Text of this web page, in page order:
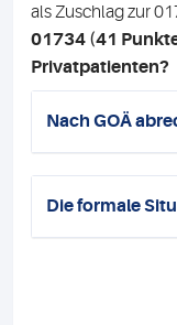
als Zuschlag zur
01734 (41
Privatpatienten?
Nach GOÄ
Die formale